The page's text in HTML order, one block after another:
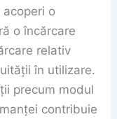
o
o încărcare
relativ
în utilizare.
precum modul
contribuie